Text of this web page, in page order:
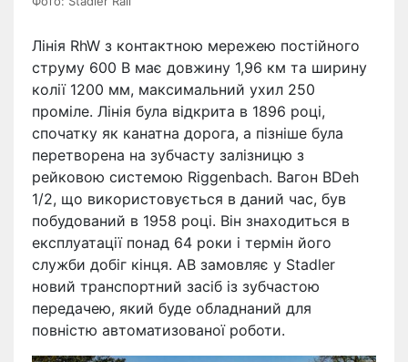
Лінія RhW з контактною мережею постійного
струму 600 В має довжину 1,96 км та ширину
колії 1200 мм, максимальний ухил 250
проміле. Лінія була відкрита в 1896 році,
спочатку як канатна дорога, а пізніше була
перетворена на зубчасту залізницю з
рейковою системою Riggenbach. Вагон BDeh
1/2, що використовується в даний час, був
побудований в 1958 році. Він знаходиться в
експлуатації понад 64 роки і термін його
служби добіг кінця. AB замовляє у Stadler
новий транспортний засіб із зубчастою
передачею, який буде обладнаний для
повністю автоматизованої роботи.